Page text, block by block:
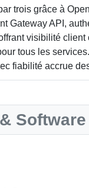
trois grâce à
Gateway API,
visibilité client
tous les services.
fiabilité accrue